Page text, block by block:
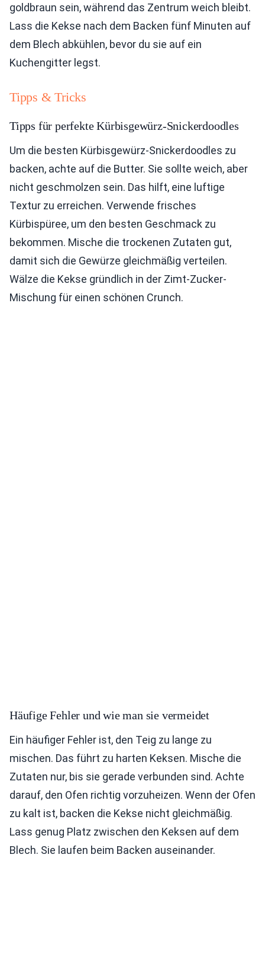
goldbraun sein, während das Zentrum weich bleibt.
Lass die Kekse nach dem Backen fünf Minuten auf
dem Blech abkühlen, bevor du sie auf ein
Kuchengitter legst.
Tipps & Tricks
Tipps für perfekte Kürbisgewürz-Snickerdoodles
Um die besten Kürbisgewürz-Snickerdoodles zu
backen, achte auf die Butter. Sie sollte weich, aber
nicht geschmolzen sein. Das hilft, eine luftige
Textur zu erreichen. Verwende frisches
Kürbispüree, um den besten Geschmack zu
bekommen. Mische die trockenen Zutaten gut,
damit sich die Gewürze gleichmäßig verteilen.
Wälze die Kekse gründlich in der Zimt-Zucker-
Mischung für einen schönen Crunch.
Häufige Fehler und wie man sie vermeidet
Ein häufiger Fehler ist, den Teig zu lange zu
mischen. Das führt zu harten Keksen. Mische die
Zutaten nur, bis sie gerade verbunden sind. Achte
darauf, den Ofen richtig vorzuheizen. Wenn der Ofen
zu kalt ist, backen die Kekse nicht gleichmäßig.
Lass genug Platz zwischen den Keksen auf dem
Blech. Sie laufen beim Backen auseinander.